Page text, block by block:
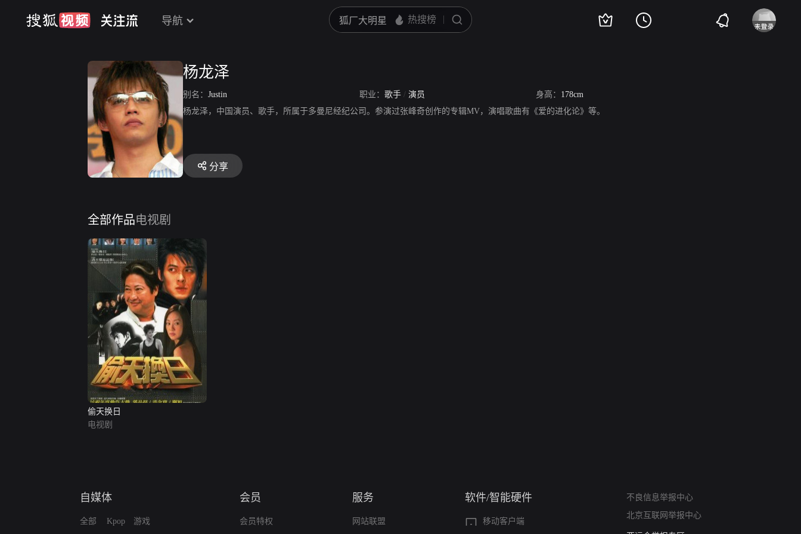
导航
杨龙泽
别名： Justin 职业： 歌手 / 演员 身高： 178cm
杨龙泽，中国演员、歌手，所属于多曼尼经纪公司。参演过张峰奇创作的专辑MV，演唱歌曲有《爱的进化论》等。
分享
全部作品电视剧
偷天换日
电视剧
自媒体
全部 Kpop 游戏
会员
会员特权
服务
网站联盟
软件/智能硬件
移动客户端
不良信息举报中心
北京互联网举报中心
算法推荐专项举报